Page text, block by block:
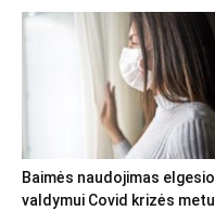
Baimės naudojimas elgesio
valdymui Covid krizės metu